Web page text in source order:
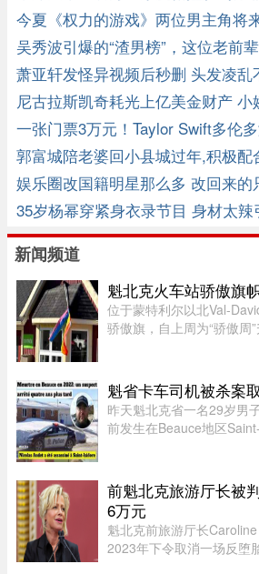
今夏《权力的游戏》两位男主角将
吴秀波引爆的“渣男榜”，这位老前
了......
萧亚轩发怪异视频后秒删 头发凌乱
尼古拉斯凯奇耗光上亿美金财产 小
一张门票3万元！Taylor Swift多伦
价
郭富城陪老婆回小县城过年,积极配
他小2岁 ...
娱乐圈改国籍明星那么多 改回来的
35岁杨幂穿紧身衣录节目 身材太辣
新闻频道
魁北克火车站骄傲旗
位于蒙特利尔以北Val-
骄傲旗，自上周为“骄傲周
月5日还加装了监控摄像头
魁省卡车司机被杀案
昨天魁北克省一名29岁男
前发生在Beauce地区
人étienne Gourde。
前魁北克旅游厅长被
6万元
魁北克前旅游厅长
2023年下令取消一场反堕